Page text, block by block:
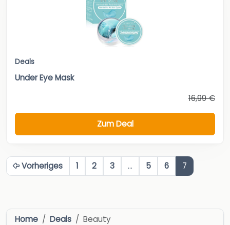
Deals
Under Eye Mask
16,99 €
Zum Deal
Vorheriges 1 2 3 … 5 6 7
Home Deals Beauty